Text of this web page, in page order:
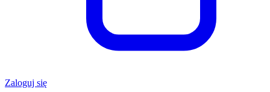
Zaloguj się